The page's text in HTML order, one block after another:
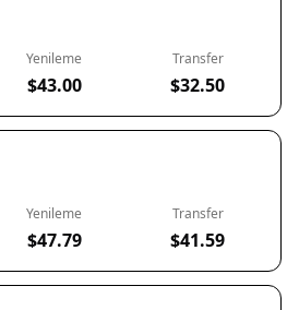
Yenileme
$43.00
Transfer
$32.50
Yenileme
$47.79
Transfer
$41.59